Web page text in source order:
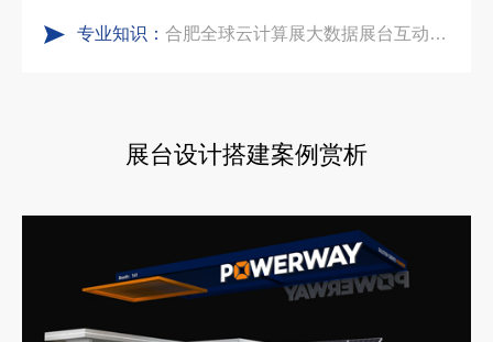
实力加冕｜中励展览入选第四届链博会推荐搭建施工服务商名录
专业知识： 合肥全球云计算展大数据展台互动区怎么落地？避开行业通病，用互动体验抓住专业观展决策者
展台设计搭建案例赏析